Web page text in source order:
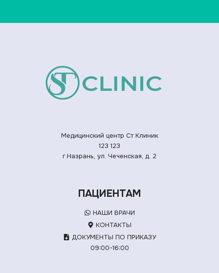
Медицинский центр Ст Клиник
123 123
г.Назрань, ул. Чеченская, д. 2
ПАЦИЕНТАМ
НАШИ ВРАЧИ
КОНТАКТЫ
ДОКУМЕНТЫ ПО ПРИКАЗУ
09:00-16:00